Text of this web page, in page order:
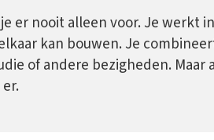
er nooit alleen voor. Je werkt
kan bouwen. Je
of andere bezigheden. Maar